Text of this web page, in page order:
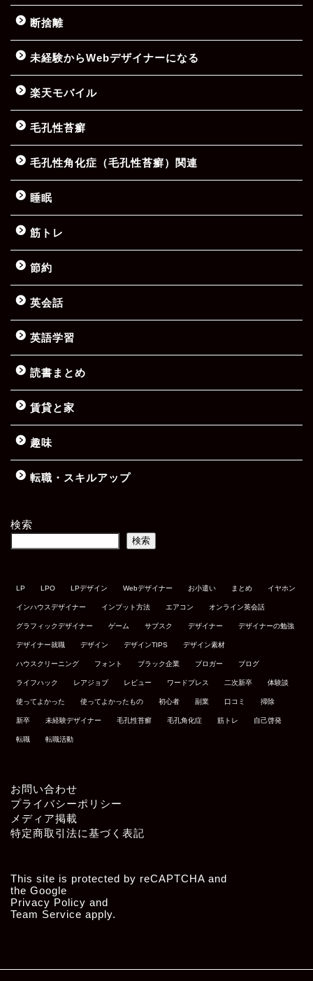
断捨離
未経験からWebデザイナーになる
楽天モバイル
毛孔性苔癬
毛孔性角化症（毛孔性苔癬）関連
睡眠
筋トレ
節約
英会話
英語学習
読書まとめ
賃貸と家
趣味
転職・スキルアップ
検索
検索
LP LPO LPデザイン Webデザイナー お小遣い まとめ イヤホン
インハウスデザイナー インプット方法 エアコン オンライン英会話
グラフィックデザイナー ゲーム サブスク デザイナー デザイナーの勉強
デザイナー就職 デザイン デザインTIPS デザイン素材
ハウスクリーニング フォント ブラック企業 ブロガー ブログ
ライフハック レアジョブ レビュー ワードプレス 二次新卒 体験談
使ってよかった 使ってよかったもの 初心者 副業 口コミ 掃除
新卒 未経験デザイナー 毛孔性苔癬 毛孔角化症 筋トレ 自己啓発
転職 転職活動
お問い合わせ
プライバシーポリシー
メディア掲載
特定商取引法に基づく表記
This site is protected by reCAPTCHA and
the Google
Privacy Policy and
Team Service apply.